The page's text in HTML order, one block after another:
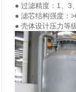
● 过滤精度：1、3
● 滤芯结构强度：
● 壳体设计压力等